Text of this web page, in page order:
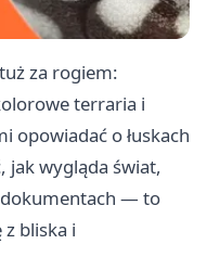
za rogiem:
terraria i
opowiadać o łuskach
jak wygląda świat,
— to
bliska i